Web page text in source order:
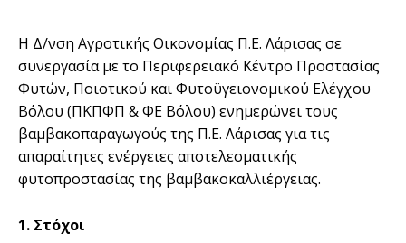
Η Δ/νση Αγροτικής Οικονομίας Π.Ε. Λάρισας σε
συνεργασία με το Περιφερειακό Κέντρο Προστασίας
Φυτών, Ποιοτικού και Φυτοϋγειονομικού Ελέγχου
Βόλου (ΠΚΠΦΠ & ΦΕ Βόλου) ενημερώνει τους
βαμβακοπαραγωγούς της Π.Ε. Λάρισας για τις
απαραίτητες ενέργειες αποτελεσματικής
φυτοπροστασίας της βαμβακοκαλλιέργειας.
1. Στόχοι